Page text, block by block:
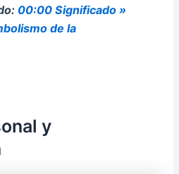
00:00 Significado »
de la
y